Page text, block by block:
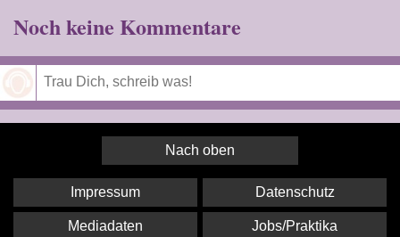
Noch keine Kommentare
Nach oben
Impressum Datenschutz
Mediadaten Jobs/Praktika